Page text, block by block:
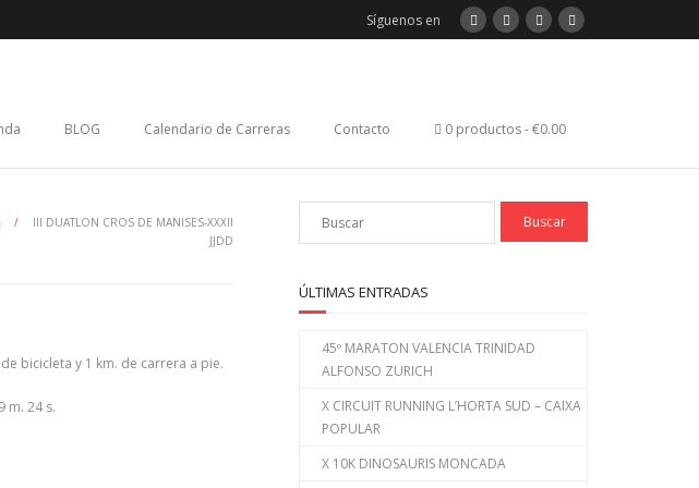
Síguenos en
BLOG Calendario de Carreras Contacto 0 productos €0.00
/
III DUATLON CROS DE MANISES-XXXII
JJDD
bicicleta y 1 km. de carrera a pie.
m. 24 s.
ÚLTIMAS ENTRADAS
45º MARATON VALENCIA TRINIDAD
ALFONSO ZURICH
X CIRCUIT RUNNING L’HORTA SUD – CAIXA
POPULAR
X 10K DINOSAURIS MONCADA